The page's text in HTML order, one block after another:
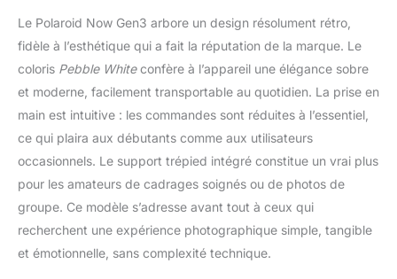
plus de plaisir.
AMÉLIORÉ : doté d'une
meilleure position du
posemètre, d'un
capteur de portée
de mise au point
automatique à deux
objectifs amélioré, d'un
support de trépied
intégré, d'une
compatibilité avec les
filtres photo et même
Le Polaroid Now Gen3 arbore un design résolument rétro,
fidèle à l’esthétique qui a fait la réputation de la marque. Le
coloris Pebble Whiteconfère à l’appareil une élégance sobre
et moderne, facilement transportable au quotidien. La prise en
main est intuitive : les commandes sont réduites à l’essentiel,
ce qui plaira aux débutants comme aux utilisateurs
occasionnels. Le support trépied intégré constitue un vrai plus
pour les amateurs de cadrages soignés ou de photos de
groupe. Ce modèle s’adresse avant tout à ceux qui
recherchent une expérience photographique simple, tangible
et émotionnelle, sans complexité technique.